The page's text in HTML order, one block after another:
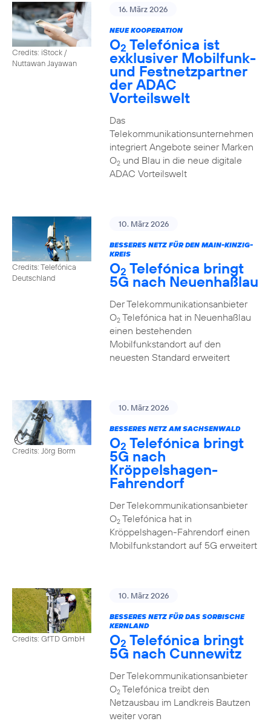
Credits: iStock /
Nuttawan Jayawan
16. März 2026
NEUE KOOPERATION
O2 Telefónica ist
exklusiver Mobilfunk-
und Festnetzpartner
der ADAC
Vorteilswelt
Das
Telekommunikationsunternehmen
integriert Angebote seiner Marken
O2und Blau in die neue digitale
ADAC Vorteilswelt
Credits: Telefónica
Deutschland
10. März 2026
BESSERES NETZ FÜR DEN MAIN-KINZIG-
KREIS
O2 Telefónica bringt
5G nach Neuenhaßlau
Der Telekommunikationsanbieter
O2Telefónica hat in Neuenhaßlau
einen bestehenden
Mobilfunkstandort auf den
neuesten Standard erweitert
Credits: Jörg Borm
10. März 2026
BESSERES NETZ AM SACHSENWALD
O2 Telefónica bringt
5G nach
Kröppelshagen-
Fahrendorf
Der Telekommunikationsanbieter
O2Telefónica hat in
Kröppelshagen-Fahrendorf einen
Mobilfunkstandort auf 5G erweitert
Credits: GfTD GmbH
10. März 2026
BESSERES NETZ FÜR DAS SORBISCHE
KERNLAND
O2 Telefónica bringt
5G nach Cunnewitz
Der Telekommunikationsanbieter
O2Telefónica treibt den
Netzausbau im Landkreis Bautzen
weiter voran